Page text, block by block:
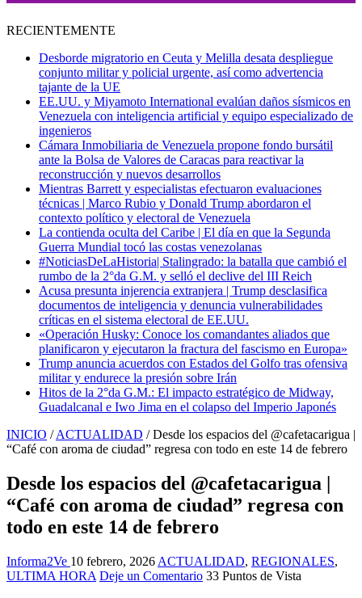
RECIENTEMENTE
Desborde migratorio en Ceuta y Melilla desata despliegue
conjunto militar y policial urgente, así como advertencia
tajante de la UE
EE.UU. y Miyamoto International evalúan daños sísmicos en
Venezuela con inteligencia artificial y equipo especializado de
ingenieros
Cámara Inmobiliaria de Venezuela propone fondo bursátil
ante la Bolsa de Valores de Caracas para reactivar la
reconstrucción y nuevos desarrollos
Mientras Barrett y especialistas efectuaron evaluaciones
técnicas | Marco Rubio y Donald Trump abordaron el
contexto político y electoral de Venezuela
La contienda oculta del Caribe | El día en que la Segunda
Guerra Mundial tocó las costas venezolanas
#NoticiasDeLaHistoria| Stalingrado: la batalla que cambió el
rumbo de la 2°da G.M. y selló el declive del III Reich
Acusa presunta injerencia extranjera | Trump desclasifica
documentos de inteligencia y denuncia vulnerabilidades
críticas en el sistema electoral de EE.UU.
«Operación Husky: Conoce los comandantes aliados que
planificaron y ejecutaron la fractura del fascismo en Europa»
Trump anuncia acuerdos con Estados del Golfo tras ofensiva
militar y endurece la presión sobre Irán
Hitos de la 2°da G.M.: El impacto estratégico de Midway,
Guadalcanal e Iwo Jima en el colapso del Imperio Japonés
INICIO / ACTUALIDAD / Desde los espacios del @cafetacarigua |
“Café con aroma de ciudad” regresa con todo en este 14 de febrero
Desde los espacios del @cafetacarigua |
“Café con aroma de ciudad” regresa con
todo en este 14 de febrero
Informa2Ve 10 febrero, 2026 ACTUALIDAD, REGIONALES,
ULTIMA HORA Deje un Comentario 33 Puntos de Vista